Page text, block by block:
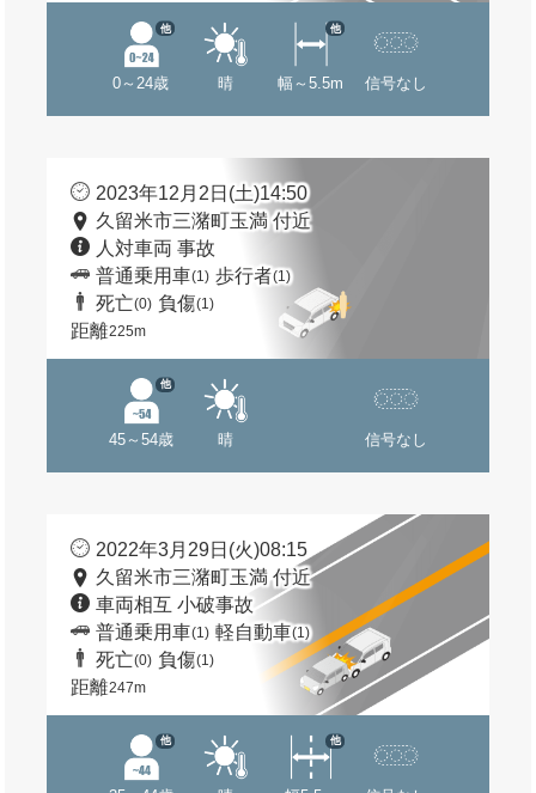
0～24歳
他
晴 幅～5.5m
他
信号なし
2023年12月2日(土)14:50
久留米市三潴町玉満 付近
人対車両 事故
普通乗用車(1) 歩行者(1)
死亡(0) 負傷(1)
距離225m
45～54歳
他
晴 信号なし
2022年3月29日(火)08:15
久留米市三潴町玉満 付近
車両相互 小破事故
普通乗用車(1) 軽自動車(1)
死亡(0) 負傷(1)
距離247m
他 他